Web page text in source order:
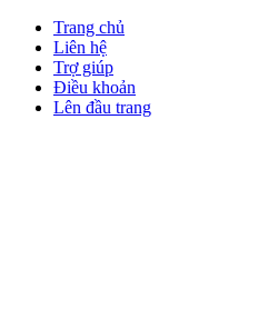
Trang chủ
Liên hệ
Trợ giúp
Điều khoản
Lên đầu trang